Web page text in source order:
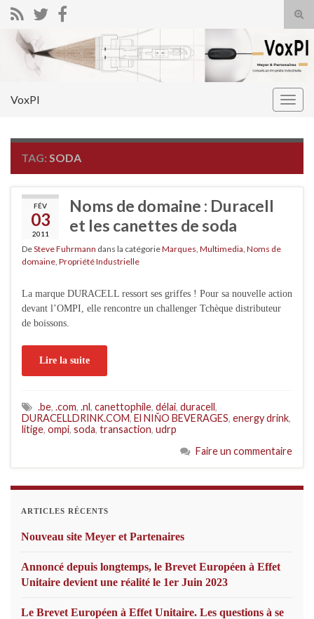
Search for:
VoxPI
TAG: SODA
FÉV
03
2011
Noms de domaine : Duracell
et les canettes de soda
DeSteve Fuhrmann dans la catégorieMarques Multimedia Noms de
domaine Propriété Industrielle
La marque DURACELL ressort ses griffes ! Pour sa nouvelle action
devant l’OMPI, elle rencontre un challenger Tchèque distributeur
de boissons.
Lire la suite
.be, .com, .nl, canettophile, délai, duracell,
DURACELLDRINK.COM, El NIŇO BEVERAGES, energy drink,
litige, ompi, soda, transaction, udrp
Faire un commentaire
ARTICLES RÉCENTS
Nouveau site Meyer et Partenaires
Annoncé depuis longtemps, le Brevet Européen à Effet
Unitaire devient une réalité le 1er Juin 2023
Le Brevet Européen à Effet Unitaire. Les questions à se